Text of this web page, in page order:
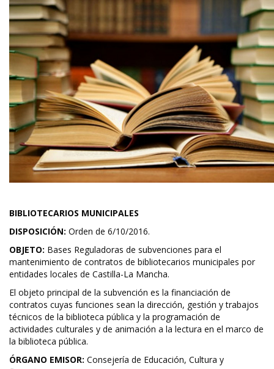
BIBLIOTECARIOS MUNICIPALES
DISPOSICIÓN: Orden de 6/10/2016.
OBJETO: Bases Reguladoras de subvenciones para el
mantenimiento de contratos de bibliotecarios municipales por
entidades locales de Castilla-La Mancha.
El objeto principal de la subvención es la financiación de
contratos cuyas funciones sean la dirección, gestión y trabajos
técnicos de la biblioteca pública y la programación de
actividades culturales y de animación a la lectura en el marco de
la biblioteca pública.
ÓRGANO EMISOR: Consejería de Educación, Cultura y